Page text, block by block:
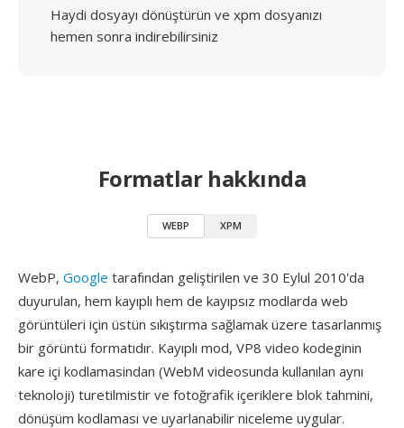
Haydi dosyayı dönüştürün ve xpm dosyanızı
hemen sonra indirebilirsiniz
Formatlar hakkında
WEBP XPM
WebP, Google tarafından geliştirilen ve 30 Eylul 2010'da
duyurulan, hem kayıplı hem de kayıpsız modlarda web
görüntüleri için üstün sıkıştırma sağlamak üzere tasarlanmış
bir görüntü formatıdır. Kayıplı mod, VP8 video kodeginin
kare içi kodlamasindan (WebM videosunda kullanılan aynı
teknoloji) turetilmistir ve fotoğrafik içeriklere blok tahmini,
dönüşüm kodlaması ve uyarlanabilir niceleme uygular.